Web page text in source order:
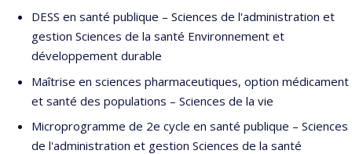
DESS en santé publique – Sciences de l'administration et
gestion Sciences de la santé Environnement et
développement durable
Maîtrise en sciences pharmaceutiques, option médicament
et santé des populations – Sciences de la vie
Microprogramme de 2e cycle en santé publique – Sciences
de l'administration et gestion Sciences de la santé